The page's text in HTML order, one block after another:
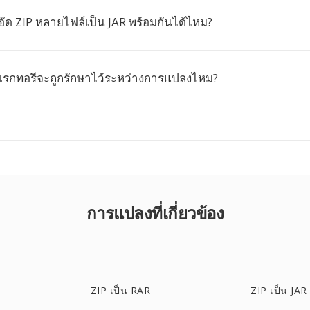
ZIP หลายไฟล์เป็น JAR พร้อมกันได้ไหม?
รกทอรีจะถูกรักษาไว้ระหว่างการแปลงไหม?
การแปลงที่เกี่ยวข้อง
ZIP เป็น RAR ZIP เป็น JAR